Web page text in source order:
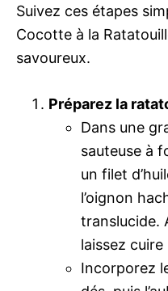
Suivez ces étapes
Cocotte à la
savoureux.
Préparez la
Dans une
sauteuse à
un filet
l’oignon
translucide.
laissez
Incorporez